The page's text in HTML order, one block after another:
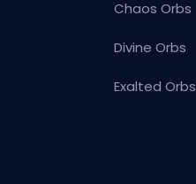
Chaos Orbs
Divine Orbs
Exalted Orbs